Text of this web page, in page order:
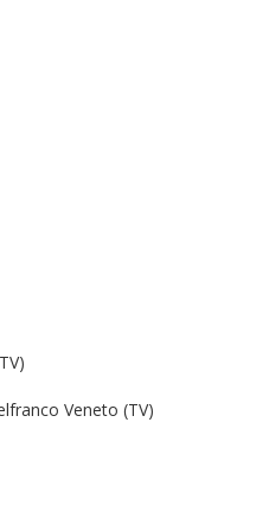
Veneto (TV)